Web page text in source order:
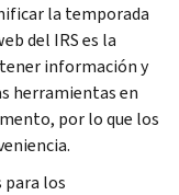
la temporada
del IRS es la
información y
herramientas en
por lo que los
los